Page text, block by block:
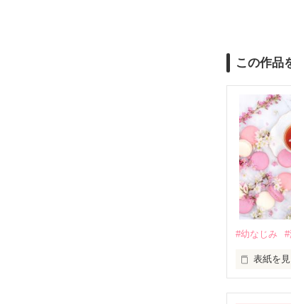
この作品
#幼なじみ
表紙を